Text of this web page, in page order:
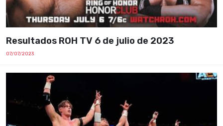
Resultados ROH TV 6 de julio de 2023
07/07/2023